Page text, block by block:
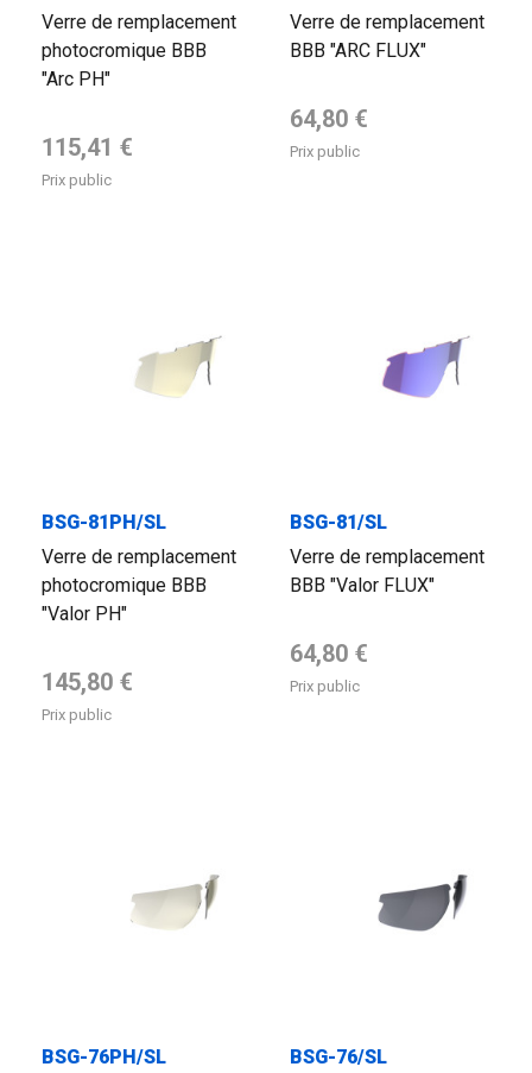
Verre de remplacement
photocromique BBB
"Arc PH"
Prix de base
115,41 €
Prix public
Verre de remplacement
BBB "ARC FLUX"
Prix de base
64,80 €
Prix public
BSG-81PH/SL
Verre de remplacement
photocromique BBB
"Valor PH"
Prix de base
145,80 €
Prix public
BSG-81/SL
Verre de remplacement
BBB "Valor FLUX"
Prix de base
64,80 €
Prix public
BSG-76PH/SL
BSG-76/SL